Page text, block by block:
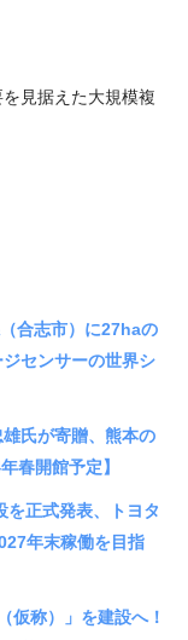
見据えた大規模複
合志市）に27haの
センサーの世界シ
氏が寄贈、熊本の
春開館予定】
正式発表、トヨタ
年末稼働を目指
仮称）」を建設へ！